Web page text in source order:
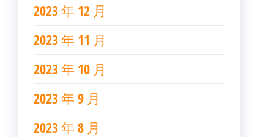
2023 年 12 月
2023 年 11 月
2023 年 10 月
2023 年 9 月
2023 年 8 月